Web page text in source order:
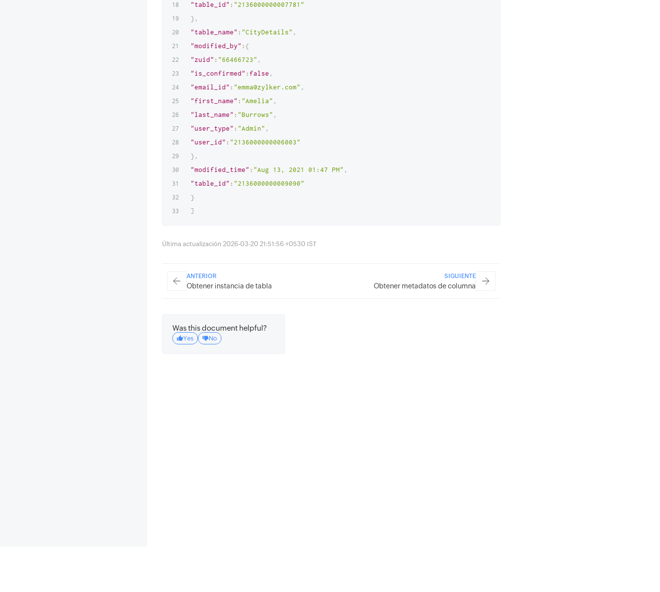
"table_id" : "2136000000007781"
} ,
"table_name" : "CityDetails" ,
"modified_by" : {
"zuid" : "66466723" ,
"is_confirmed" : false ,
"email_id" : "emma@zylker.com" ,
"first_name" : "Amelia" ,
"last_name" : "Burrows" ,
"user_type" : "Admin" ,
"user_id" : "2136000000006003"
} ,
"modified_time" : "Aug 13, 2021 01:47 PM" ,
"table_id" : "2136000000009090"
}
]
Última actualización 2026-03-20 21:51:56 +0530 IST
ANTERIOR
Obtener instancia de tabla
SIGUIENTE
Obtener metadatos de columna
Was this document helpful?
Yes No